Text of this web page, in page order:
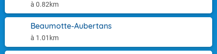
à 0.82km
Beaumotte-Aubertans
à 1.01km